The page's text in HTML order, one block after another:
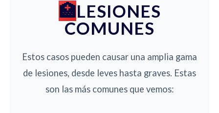
LESIONES
COMUNES
Estos casos pueden causar una amplia gama
de lesiones, desde leves hasta graves. Estas
son las más comunes que vemos: